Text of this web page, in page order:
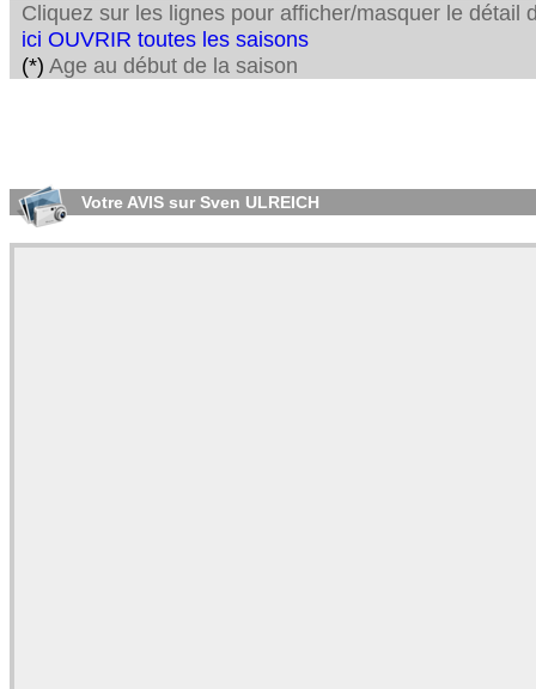
Cliquez sur les lignes pour afficher/masquer le détail
ici OUVRIR toutes les saisons
(*) Age au début de la saison
Votre AVIS sur Sven ULREICH